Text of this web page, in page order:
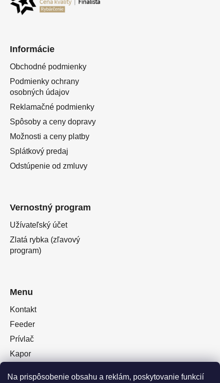
Na prispôsobenie obsahu a reklám, poskytovanie funkcií
Informácie
Obchodné podmienky
Podmienky ochrany
osobných údajov
Reklamačné podmienky
Spôsoby a ceny dopravy
Možnosti a ceny platby
Splátkový predaj
Odstúpenie od zmluvy
Vernostný program
Užívateľský účet
Zlatá rybka (zľavový
program)
Menu
Kontakt
Feeder
Prívlač
Kapor